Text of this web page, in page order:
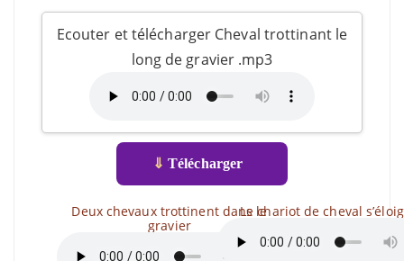
Ecouter et télécharger Cheval trottinant le
long de gravier .mp3
⇓ Télécharger
Deux chevaux trottinent dans le
gravier
Le chariot de cheval